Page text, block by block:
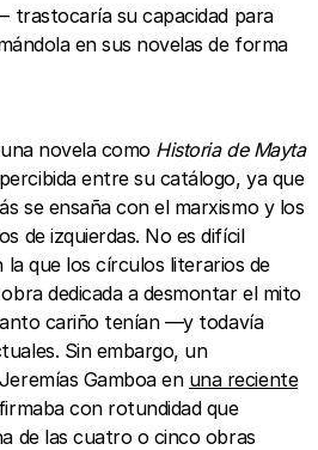
trastocaría su capacidad para
en sus novelas de forma
novela como Historia de Mayta
entre su catálogo, ya que
se ensaña con el marxismo y los
de izquierdas. No es difícil
que los círculos literarios de
dedicada a desmontar el mito
cariño tenían —y todavía
Sin embargo, un
Gamboa en una reciente
con rotundidad que
de las cuatro o cinco obras